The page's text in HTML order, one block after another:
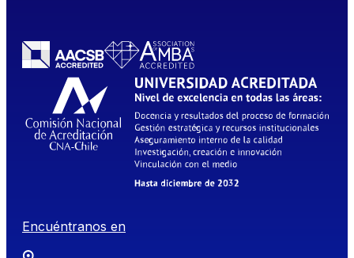
Encuéntranos en